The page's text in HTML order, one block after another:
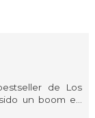
de Los
un boom en
una década